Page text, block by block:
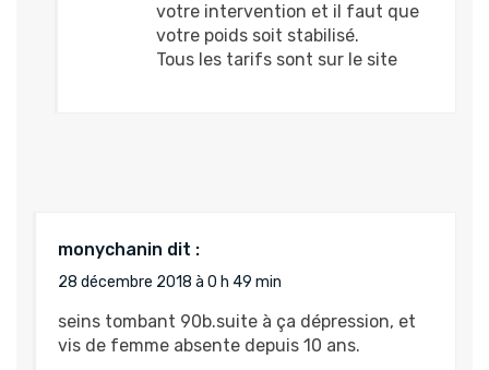
monychanin dit :
28 décembre 2018 à 0 h 49 min
seins tombant 90b.suite à ça dépression, et
vis de femme absente depuis 10 ans.
votre intervention et il faut que
votre poids soit stabilisé.
Tous les tarifs sont sur le site